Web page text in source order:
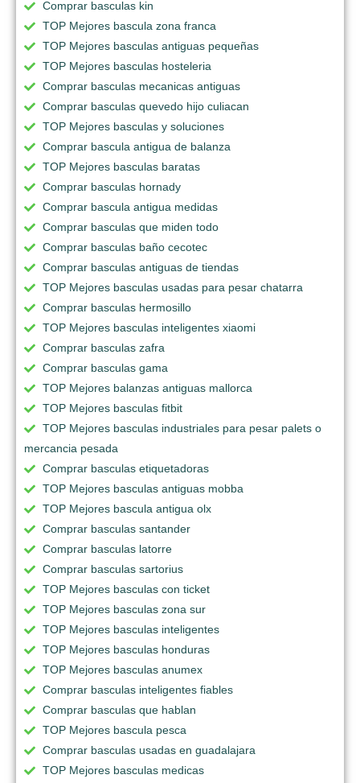
Comprar basculas kin
TOP Mejores bascula zona franca
TOP Mejores basculas antiguas pequeñas
TOP Mejores basculas hosteleria
Comprar basculas mecanicas antiguas
Comprar basculas quevedo hijo culiacan
TOP Mejores basculas y soluciones
Comprar bascula antigua de balanza
TOP Mejores basculas baratas
Comprar basculas hornady
Comprar bascula antigua medidas
Comprar basculas que miden todo
Comprar basculas baño cecotec
Comprar basculas antiguas de tiendas
TOP Mejores basculas usadas para pesar chatarra
Comprar basculas hermosillo
TOP Mejores basculas inteligentes xiaomi
Comprar basculas zafra
Comprar basculas gama
TOP Mejores balanzas antiguas mallorca
TOP Mejores basculas fitbit
TOP Mejores basculas industriales para pesar palets o
mercancia pesada
Comprar basculas etiquetadoras
TOP Mejores basculas antiguas mobba
TOP Mejores bascula antigua olx
Comprar basculas santander
Comprar basculas latorre
Comprar basculas sartorius
TOP Mejores basculas con ticket
TOP Mejores basculas zona sur
TOP Mejores basculas inteligentes
TOP Mejores basculas honduras
TOP Mejores basculas anumex
Comprar basculas inteligentes fiables
Comprar basculas que hablan
TOP Mejores bascula pesca
Comprar basculas usadas en guadalajara
TOP Mejores basculas medicas